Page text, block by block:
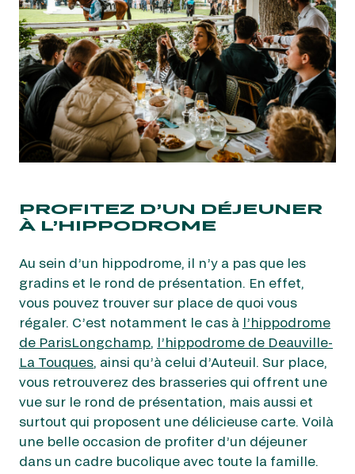
PROFITEZ D’UN DÉJEUNER
À L’HIPPODROME
Au sein d’un hippodrome, il n’y a pas que les
gradins et le rond de présentation. En effet,
vous pouvez trouver sur place de quoi vous
régaler. C’est notamment le cas à l’hippodrome
de ParisLongchamp, l’hippodrome de Deauville-
La Touques, ainsi qu’à celui d’Auteuil. Sur place,
vous retrouverez des brasseries qui offrent une
vue sur le rond de présentation, mais aussi et
surtout qui proposent une délicieuse carte. Voilà
une belle occasion de profiter d’un déjeuner
dans un cadre bucolique avec toute la famille.